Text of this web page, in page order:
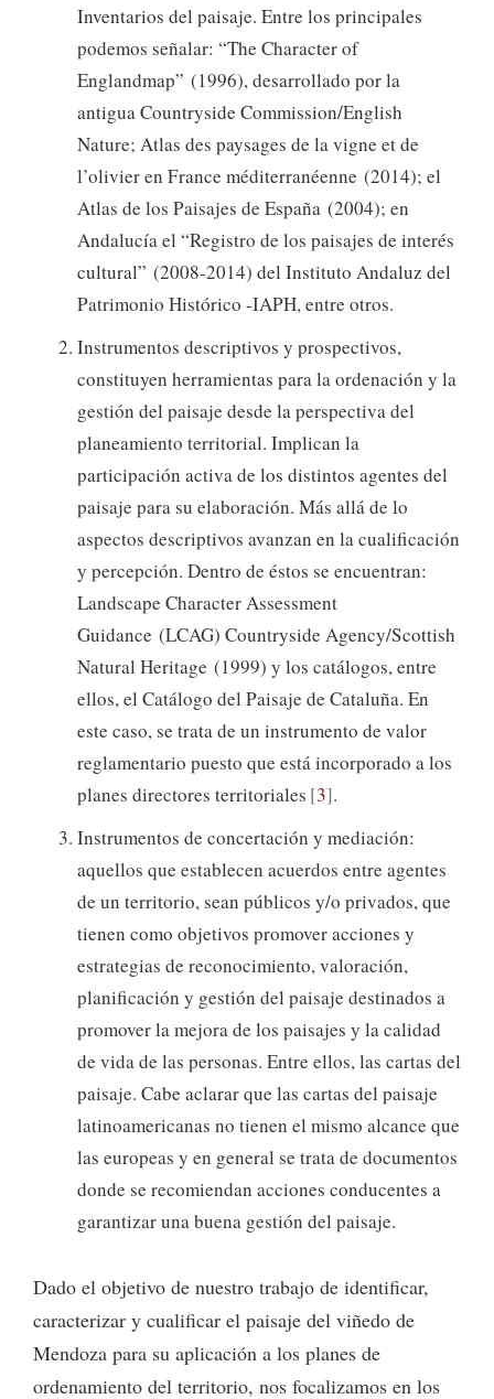
Inventarios del paisaje. Entre los principales
podemos señalar: “The Character of
Englandmap” (1996), desarrollado por la
antigua Countryside Commission/English
Nature; Atlas des paysages de la vigne et de
l’olivier en France méditerranéenne (2014); el
Atlas de los Paisajes de España (2004); en
Andalucía el “Registro de los paisajes de interés
cultural” (2008-2014) del Instituto Andaluz del
Patrimonio Histórico -IAPH, entre otros.
Instrumentos descriptivos y prospectivos,
constituyen herramientas para la ordenación y la
gestión del paisaje desde la perspectiva del
planeamiento territorial. Implican la
participación activa de los distintos agentes del
paisaje para su elaboración. Más allá de lo
aspectos descriptivos avanzan en la cualificación
y percepción. Dentro de éstos se encuentran:
Landscape Character Assessment
Guidance (LCAG) Countryside Agency/Scottish
Natural Heritage (1999) y los catálogos, entre
ellos, el Catálogo del Paisaje de Cataluña. En
este caso, se trata de un instrumento de valor
reglamentario puesto que está incorporado a los
planes directores territoriales 3 .
Instrumentos de concertación y mediación:
aquellos que establecen acuerdos entre agentes
de un territorio, sean públicos y/o privados, que
tienen como objetivos promover acciones y
estrategias de reconocimiento, valoración,
planificación y gestión del paisaje destinados a
promover la mejora de los paisajes y la calidad
de vida de las personas. Entre ellos, las cartas del
paisaje. Cabe aclarar que las cartas del paisaje
latinoamericanas no tienen el mismo alcance que
las europeas y en general se trata de documentos
donde se recomiendan acciones conducentes a
garantizar una buena gestión del paisaje.
Dado el objetivo de nuestro trabajo de identificar,
caracterizar y cualificar el paisaje del viñedo de
Mendoza para su aplicación a los planes de
ordenamiento del territorio, nos focalizamos en los